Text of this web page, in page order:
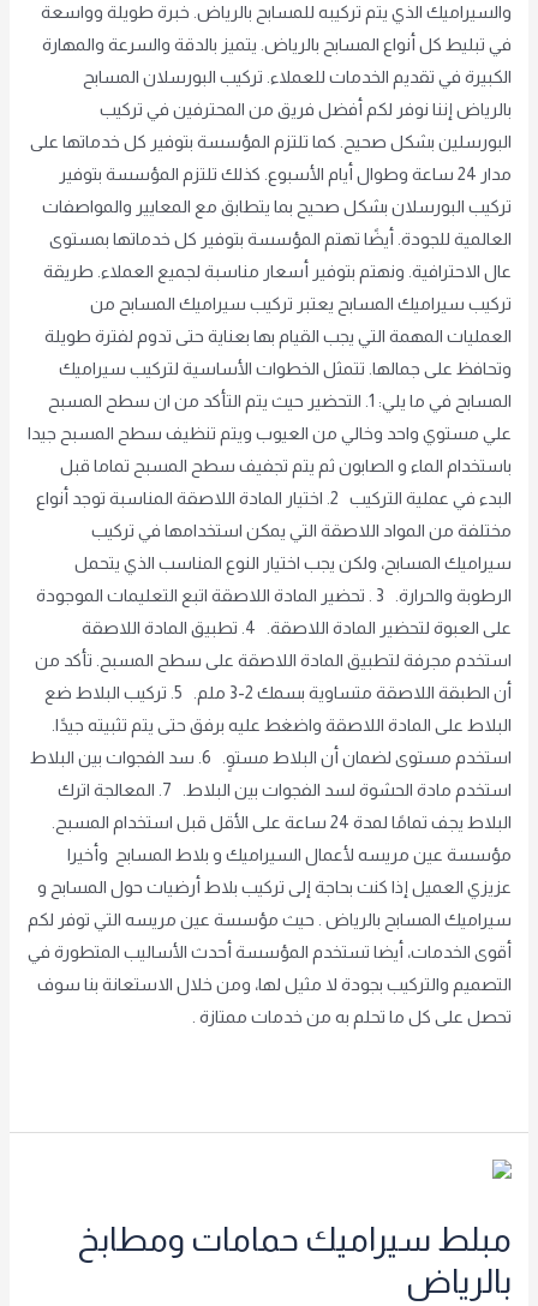
والسيراميك الذي يتم تركيبه للمسابح بالرياض. خبرة طويلة وواسعة
في تبليط كل أنواع المسابح بالرياض. يتميز بالدقة والسرعة والمهارة
الكبيرة في تقديم الخدمات للعملاء. تركيب البورسلان المسابح
بالرياض إننا نوفر لكم أفضل فريق من المحترفين في تركيب
البورسلين بشكل صحيح. كما تلتزم المؤسسة بتوفير كل خدماتها على
مدار 24 ساعة وطوال أيام الأسبوع. كذلك تلتزم المؤسسة بتوفير
تركيب البورسلان بشكل صحيح بما يتطابق مع المعايير والمواصفات
العالمية للجودة. أيضًا تهتم المؤسسة بتوفير كل خدماتها بمستوى
عال الاحترافية. ونهتم بتوفير أسعار مناسبة لجميع العملاء. طريقة
تركيب سيراميك المسابح يعتبر تركيب سيراميك المسابح من
العمليات المهمة التي يجب القيام بها بعناية حتى تدوم لفترة طويلة
وتحافظ على جمالها. تتمثل الخطوات الأساسية لتركيب سيراميك
المسابح في ما يلي: 1. التحضير حيث يتم التأكد من ان سطح المسبح
علي مستوي واحد وخالي من العيوب ويتم تنظيف سطح المسبح جيدا
باستخدام الماء و الصابون ثم يتم تجفيف سطح المسبح تماما قبل
البدء في عملية التركيب 2. اختيار المادة اللاصقة المناسبة توجد أنواع
مختلفة من المواد اللاصقة التي يمكن استخدامها في تركيب
سيراميك المسابح، ولكن يجب اختيار النوع المناسب الذي يتحمل
الرطوبة والحرارة. 3 . تحضير المادة اللاصقة اتبع التعليمات الموجودة
على العبوة لتحضير المادة اللاصقة. 4. تطبيق المادة اللاصقة
استخدم مجرفة لتطبيق المادة اللاصقة على سطح المسبح. تأكد من
أن الطبقة اللاصقة متساوية بسمك 2-3 ملم. 5. تركيب البلاط ضع
البلاط على المادة اللاصقة واضغط عليه برفق حتى يتم تثبيته جيدًا.
استخدم مستوى لضمان أن البلاط مستوٍ. 6. سد الفجوات بين البلاط
استخدم مادة الحشوة لسد الفجوات بين البلاط. 7. المعالجة اترك
البلاط يجف تمامًا لمدة 24 ساعة على الأقل قبل استخدام المسبح.
مؤسسة عين مريسه لأعمال السيراميك و بلاط المسابح وأخيرا
عزيزي العميل إذا كنت بحاجة إلى تركيب بلاط أرضيات حول المسابح و
سيراميك المسابح بالرياض . حيث مؤسسة عين مريسه التي توفر لكم
أقوى الخدمات، أيضا تستخدم المؤسسة أحدث الأساليب المتطورة في
التصميم والتركيب بجودة لا مثيل لها، ومن خلال الاستعانة بنا سوف
تحصل على كل ما تحلم به من خدمات ممتازة .
مبلط سيراميك حمامات ومطابخ
بالرياض
مبلط
حمامات
ومطابخ